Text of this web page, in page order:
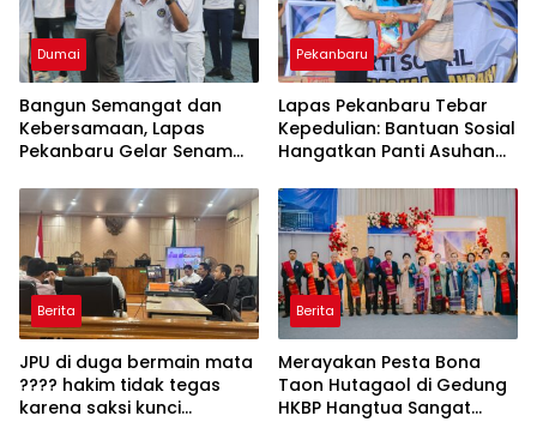
Dumai
Bangun Semangat dan
Kebersamaan, Lapas
Pekanbaru Gelar Senam
Pekanbaru
Lapas Pekanbaru Tebar
Kepedulian: Bantuan Sosial
Hangatkan Panti Asuhan
Berita
JPU di duga bermain mata
???? hakim tidak tegas
karena saksi kunci
Berita
Merayakan Pesta Bona
Taon Hutagaol di Gedung
HKBP Hangtua Sangat